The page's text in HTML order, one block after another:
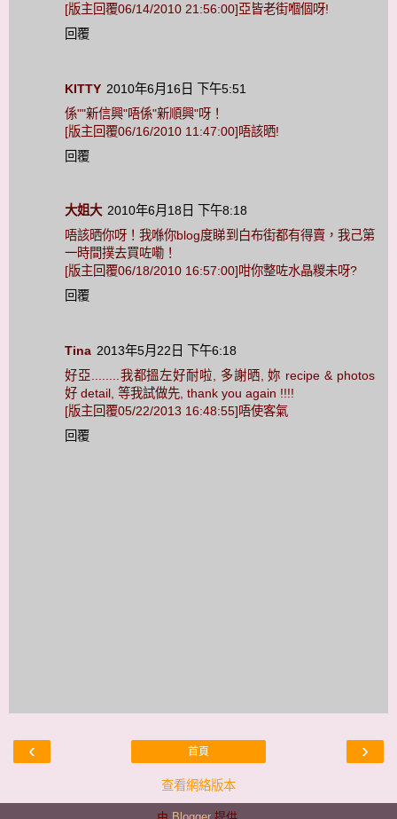
[版主回覆06/14/2010 21:56:00]亞皆老街嗰個呀!
回覆
KITTY 2010年6月16日 下午5:51
係""新信興"唔係"新順興"呀！
[版主回覆06/16/2010 11:47:00]唔該晒!
回覆
大姐大 2010年6月18日 下午8:18
唔該晒你呀！我喺你blog度睇到白布街都有得賣，我己第
一時間撲去買咗嘞！
[版主回覆06/18/2010 16:57:00]咁你整咗水晶糉未呀?
回覆
Tina 2013年5月22日 下午6:18
好亞........我都搵左好耐啦, 多謝晒, 妳 recipe & photos
好 detail, 等我試做先, thank you again !!!!
[版主回覆05/22/2013 16:48:55]唔使客氣
回覆
‹ ›
首頁
查看網絡版本